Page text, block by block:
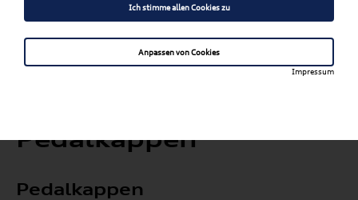
Pedalkappen
Pedalkappen
Ich stimme allen Cookies zu
Anpassen von Cookies
Impressum